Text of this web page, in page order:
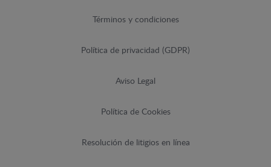
Términos y condiciones
Política de privacidad (GDPR)
Aviso Legal
Política de Cookies
Resolución de litigios en línea